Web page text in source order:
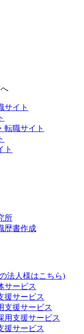
サイト
転職サイト
ト
所
歴書作成
法人様はこちら)
サービス
援サービス
支援サービス
用支援サービス
援サービス